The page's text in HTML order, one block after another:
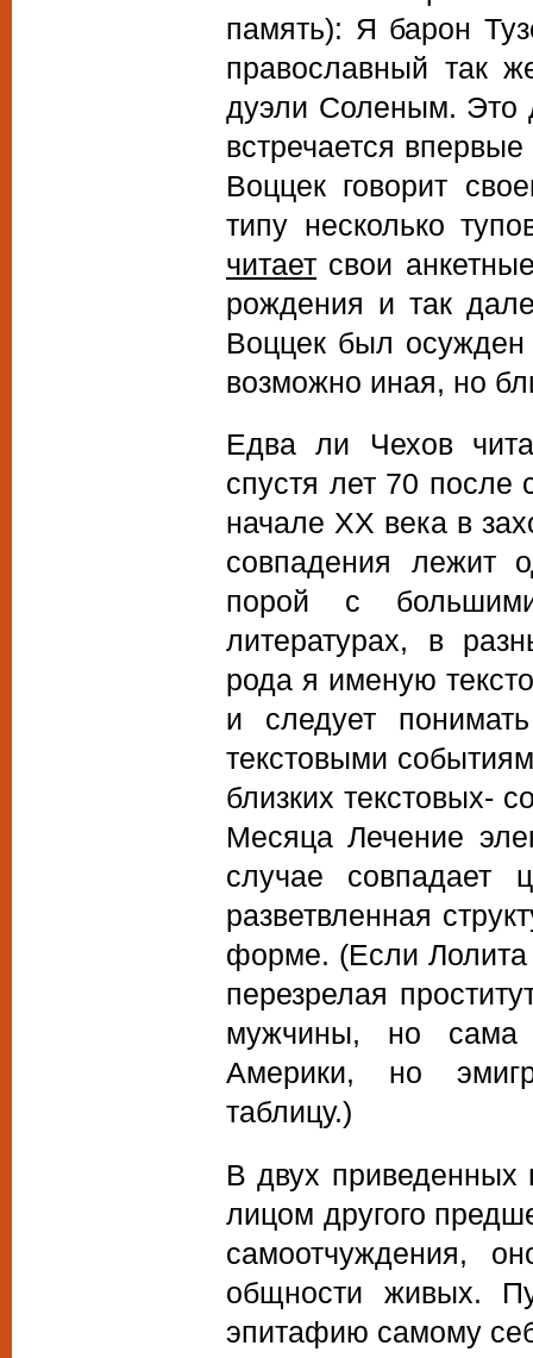
память): Я барон
православный так
дуэли Соленым. Это
встречается
Воццек говорит
типу несколько
читает свои
рождения и так
Воццек был осужден
возможно иная, но
Едва ли Чехов
спустя лет 70 после
начале XX века в
совпадения лежит
порой с
литературах, в
рода я именую
и следует
текстовыми
близких текстовых-
Месяца Лечение
случае совпадает
разветвленная
форме. (Если Лолита
перезрелая
мужчины, но сама
Америки, но
таблицу.)
В двух приведенных
лицом другого
самоотчуждения,
общности живых.
эпитафию самому